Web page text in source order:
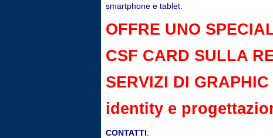
smartphone e tablet.
OFFRE UNO
CSF CARD SULLA
SERVIZI DI
identity e
CONTATTI: